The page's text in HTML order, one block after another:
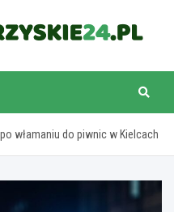
włamaniu do piwnic w Kielcach